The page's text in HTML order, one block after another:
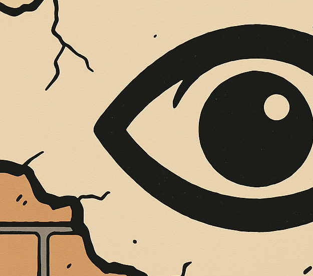
È MORTO MELO FRENI, VIVONO LE OPERE SUE
Antonio Marino 4 Agosto 2026
Cultura e Società
A casa Freni, a pochi passi dal lungomare di Terme Vigliatore, sulle
CONTINUA A LEGGERE
Condividi:
Cultura